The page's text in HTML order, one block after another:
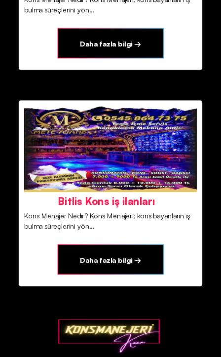
bulma süreçlerini yön...
Daha fazla bilgi →
Bitlis Kons iş ilanları
Kons Menajer Nedir? Kons Menajeri; kons bayanların iş
bulma süreçlerini yön...
Daha fazla bilgi →